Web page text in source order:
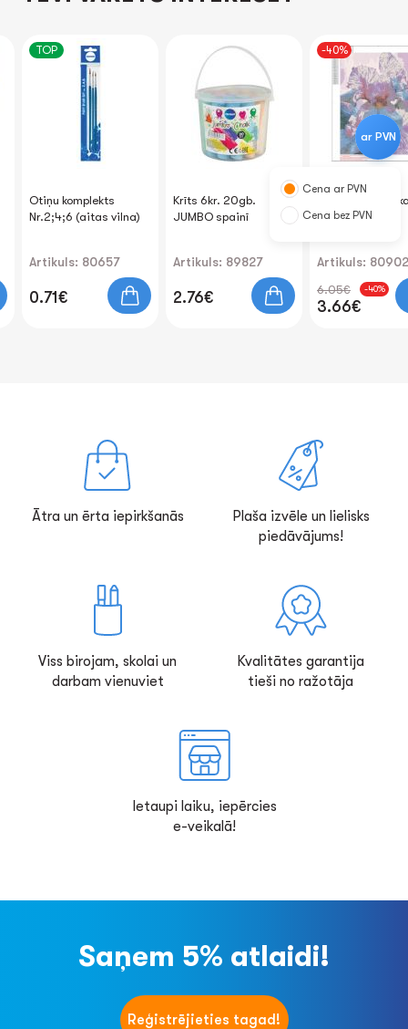
TOP
Otiņu komplekts
Nr.2;4;6 (aitas vilna)
Artikuls: 80657
0.71€
Krīts 6kr. 20gb.
JUMBO spainī
Artikuls: 89827
2.76€
-40%
Dimanta
"Iris" 40x50cm
Artikuls: 80902
6.05€ -40%
3.66€
ar PVN
Cena ar PVN
Cena bez PVN
Ātra un ērta iepirkšanās
Plaša izvēle un lielisks
piedāvājums!
Viss birojam, skolai un
darbam vienuviet
Kvalitātes garantija
tieši no ražotāja
Ietaupi laiku, iepērcies
e-veikalā!
Saņem 5% atlaidi!
Reģistrējieties tagad!